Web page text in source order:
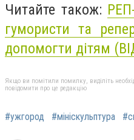
Читайте також:
гумористи та
допомогти дітям
Якщо ви помітили помилку, виділіть
повідомити про це редакцію
#ужгород #мініскульптура